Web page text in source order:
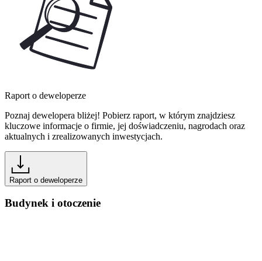
Raport o deweloperze
Poznaj dewelopera bliżej! Pobierz raport, w którym znajdziesz
kluczowe informacje o firmie, jej doświadczeniu, nagrodach oraz
aktualnych i zrealizowanych inwestycjach.
Raport o deweloperze
Budynek i otoczenie